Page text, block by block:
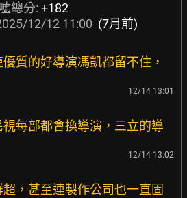
總分: +182
12/12 11:00 (7月前)
優質的好導演馮凱都留不住，
12/14 13:01
視每部都會換導演，三立的導
12/14 13:02
超，甚至連製作公司也一直固